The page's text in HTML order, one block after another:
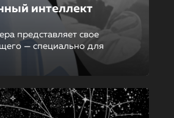
интеллект
представляет свое
— специально для